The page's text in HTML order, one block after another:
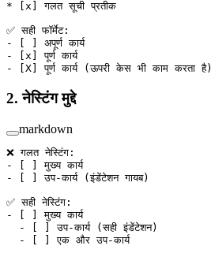
*
x ] गलत सूची प्रतीक
✅ सही फॉर्मेट:
-
[ ] अपूर्ण कार्य
-
x ] पूर्ण कार्य
-
X ] पूर्ण कार्य (ऊपरी केस भी काम करता है)
2. नेस्टिंग मुद्दे
markdown
❌ गलत नेस्टिंग:
-
[ ] मुख्य कार्य
-
[ ] उप-कार्य (इंडेंटेशन गायब)
✅ सही नेस्टिंग:
-
[ ] मुख्य कार्य
  -
[ ] उप-कार्य (सही इंडेंटेशन)
  -
[ ] एक और उप-कार्य